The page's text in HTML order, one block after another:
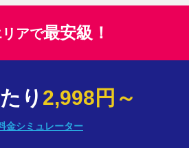
アで最安級！
り 2,998円～
金シミュレーター